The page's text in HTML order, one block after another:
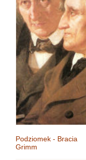
Podziomek - Bracia
Grimm